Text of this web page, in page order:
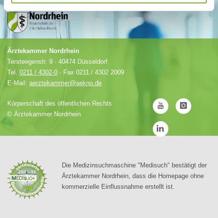
Ärztekammer Nordrhein
Tersteegenstr. 9 · 40474 Düsseldorf
Tel. 0211 / 4302-0 · Fax 0211 / 4302 2009
E-Mail: aerztekammer@aekno.de
Körperschaft des öffentlichen Rechts
© Ärztekammer Nordrhein
Die Medizinsuchmaschine "Medisuch" bestätigt der
Ärztekammer Nordrhein, dass die Homepage ohne
kommerzielle Einflussnahme erstellt ist.